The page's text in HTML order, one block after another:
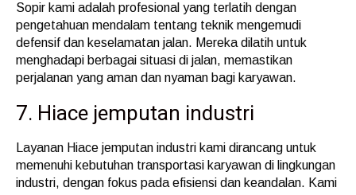
Sopir kami adalah profesional yang terlatih dengan
pengetahuan mendalam tentang teknik mengemudi
defensif dan keselamatan jalan. Mereka dilatih untuk
menghadapi berbagai situasi di jalan, memastikan
perjalanan yang aman dan nyaman bagi karyawan.
7. Hiace jemputan industri
Layanan Hiace jemputan industri kami dirancang untuk
memenuhi kebutuhan transportasi karyawan di lingkungan
industri, dengan fokus pada efisiensi dan keandalan. Kami